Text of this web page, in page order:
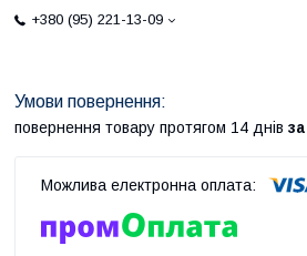
+380 (95) 221-13-09
повернення товару протягом 14 днів